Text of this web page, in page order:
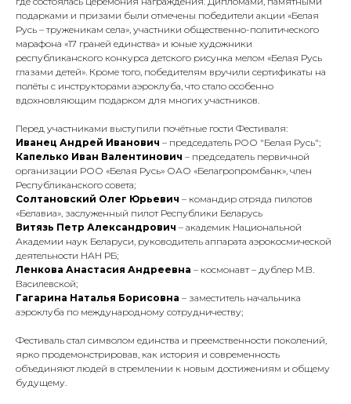
подарками и призами были отмечены победители акции «Белая
Русь – труженикам села», участники общественно-политического
марафона «17 граней единства» и юные художники
республиканского конкурса детского рисунка мелом «Белая Русь
глазами детей». Кроме того, победителям вручили сертификаты на
полёты с инструкторами аэроклуба, что стало особенно
вдохновляющим подарком для многих участников.
Перед участниками выступили почётные гости Фестиваля:
Иванец Андрей Иванович – председатель РОО "Белая Русь";
Капелько Иван Валентинович – председатель первичной
организации РОО «Белая Русь» ОАО «Белагропромбанк», член
Республиканского совета;
Солтановский Олег Юрьевич – командир отряда пилотов
«Белавиа», заслуженный пилот Республики Беларусь
Витязь Петр Александрович – академик Национальной
Академии наук Беларуси, руководитель аппарата аэрокосмической
деятельности НАН РБ;
Ленкова Анастасия Андреевна – космонавт – дублер М.В.
Василевской;
Гагарина Наталья Борисовна – заместитель начальника
аэроклуба по международному сотрудничеству;
Фестиваль стал символом единства и преемственности поколений,
ярко продемонстрировав, как история и современность
объединяют людей в стремлении к новым достижениям и общему
будущему.